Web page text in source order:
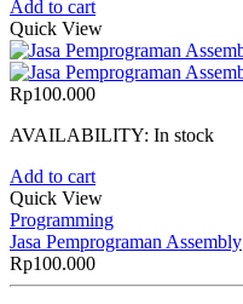
Add to cart
Quick View
Rp100.000
AVAILABILITY: In stock
Add to cart
Quick View
Programming
Jasa Pemprograman Assembly
Rp100.000